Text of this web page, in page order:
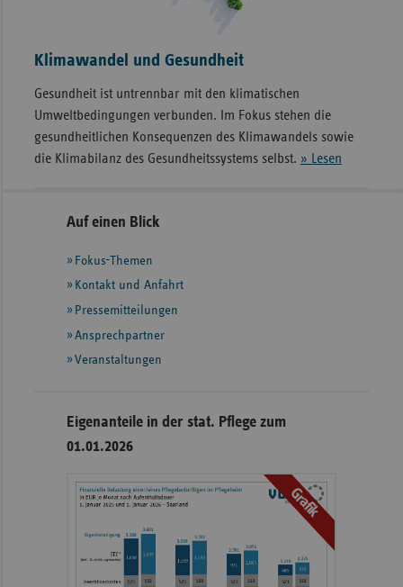
Klimawandel und Gesundheit
Gesundheit ist untrennbar mit den klimatischen
Umweltbedingungen verbunden. Im Fokus stehen die
gesundheitlichen Konsequenzen des Klimawandels sowie
die Klimabilanz des Gesundheitssystems selbst. » Lesen
Seitennavigation
Seitenleiste
weiteren
Informationen
Auf einen Blick
Fokus-Themen
Kontakt und Anfahrt
Pressemitteilungen
Ansprechpartner
Veranstaltungen
Eigenanteile in der stat. Pflege zum
01.01.2026
Grafik